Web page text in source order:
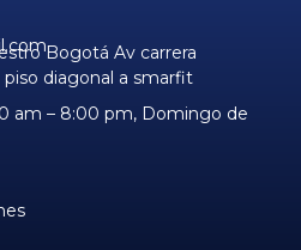
Bogotá Av carrera
piso diagonal a smarfit
am – 8:00 pm, ​Domingo de